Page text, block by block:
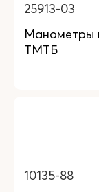
25913-03
Манометры
ТМТБ
10135-88